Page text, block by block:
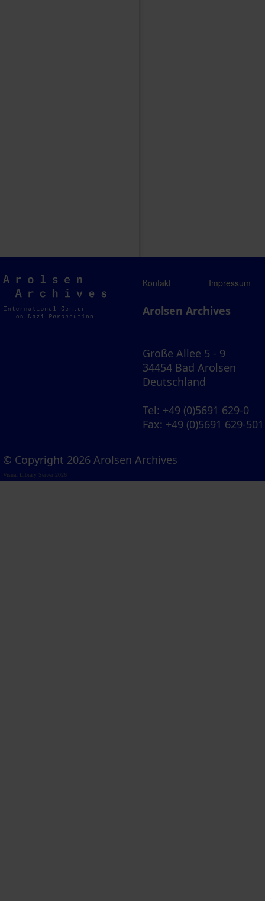
Arolsen
Archives
Kontakt Impressum
Arolsen Archives
Große Allee 5 - 9
34454 Bad Arolsen
Deutschland
Tel: +49 (0)5691 629-0
Fax: +49 (0)5691 629-501
© Copyright 2026 Arolsen Archives
Visual Library Server 2026